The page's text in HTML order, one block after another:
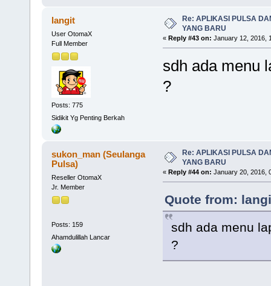
langit
User OtomaX
Full Member
Posts: 775
Sidikit Yg Penting Berkah
Re: APLIKASI PULSA
YANG BARU
« Reply #43 on: January 12, 2016,
sdh ada menu
?
sukon_man (Seulanga
Pulsa)
Reseller OtomaX
Jr. Member
Posts: 159
Ahamdulillah Lancar
Re: APLIKASI PULSA
YANG BARU
« Reply #44 on: January 20, 2016,
Quote from:
sdh ada menu
?